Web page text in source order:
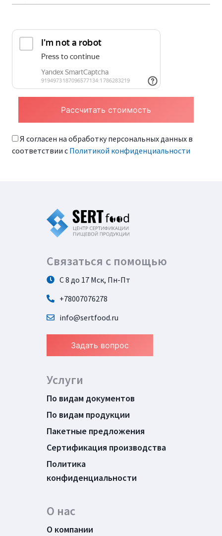
Я согласен на обработку персональных данных в
соответствии с Политикой конфиденциальности
Связаться с помощью
С 8 до 17 Мск, Пн-Пт
+78007076278
info@sertfood.ru
Задать вопрос
Услуги
По видам документов
По видам продукции
Пакетные предложения
Сертификация производства
Политика
конфиденциальности
О нас
О компании